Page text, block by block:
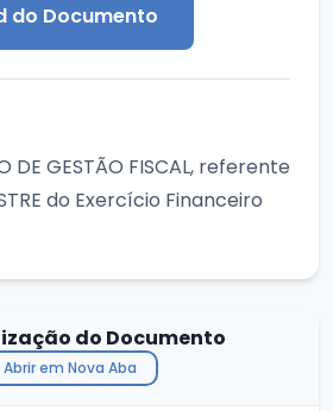
do Documento
DE GESTÃO FISCAL, referente
do Exercício Financeiro
do Documento
Abrir em Nova Aba